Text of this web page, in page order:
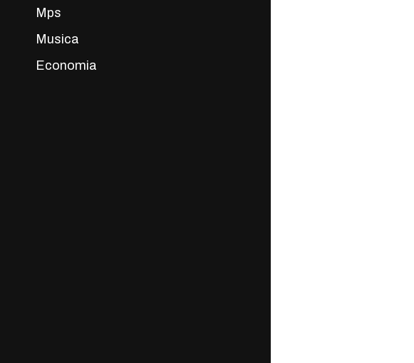
Mps
Musica
Economia